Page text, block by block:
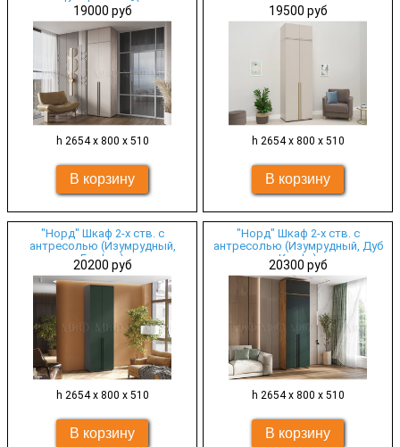
Крафт серый)
19000 руб
h 2654 х 800 х 510
19500 руб
h 2654 х 800 х 510
"Норд" Шкаф 2-х ств. с
антресолью (Изумрудный,
Графит)
20200 руб
h 2654 х 800 х 510
"Норд" Шкаф 2-х ств. с
антресолью (Изумрудный, Дуб
Крафт)
20300 руб
h 2654 х 800 х 510